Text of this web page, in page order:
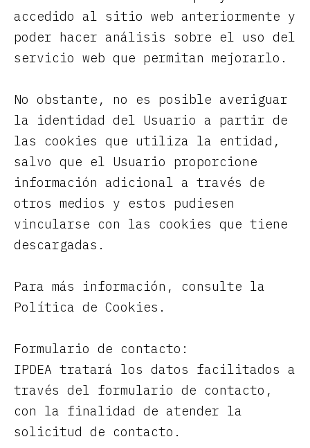
accedido al sitio web anteriormente y
poder hacer análisis sobre el uso del
servicio web que permitan mejorarlo.
No obstante, no es posible averiguar
la identidad del Usuario a partir de
las cookies que utiliza la entidad,
salvo que el Usuario proporcione
información adicional a través de
otros medios y estos pudiesen
vincularse con las cookies que tiene
descargadas.
Para más información, consulte la
Política de Cookies.
Formulario de contacto:
IPDEA tratará los datos facilitados a
través del formulario de contacto,
con la finalidad de atender la
solicitud de contacto.